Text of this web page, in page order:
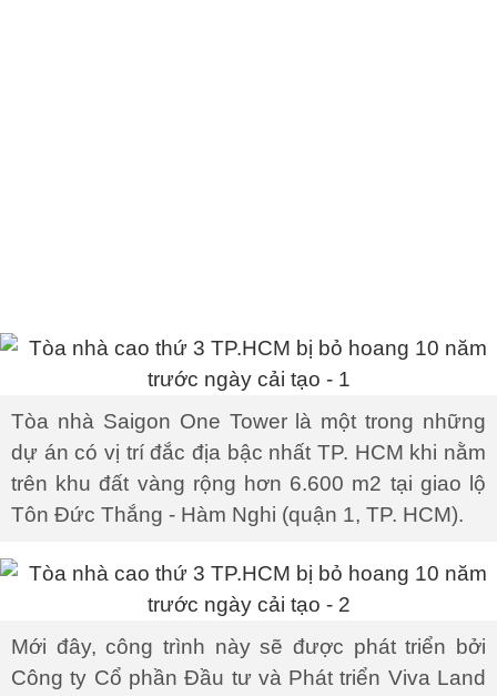
Tòa nhà Saigon One Tower là một trong những
dự án có vị trí đắc địa bậc nhất TP. HCM khi nằm
trên khu đất vàng rộng hơn 6.600 m2 tại giao lộ
Tôn Đức Thắng - Hàm Nghi (quận 1, TP. HCM).
Mới đây, công trình này sẽ được phát triển bởi
Công ty Cổ phần Đầu tư và Phát triển Viva Land